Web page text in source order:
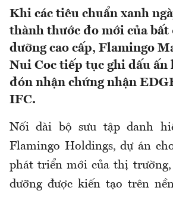
Khi các tiêu chuẩn xanh
thành thước đo mới của bất
dưỡng cao cấp, Flamingo
Nui Coc tiếp tục ghi dấu
đón nhận chứng nhận
IFC.
Nối dài bộ sưu tập danh
Flamingo Holdings, dự án
phát triển mới của thị
dưỡng được kiến tạo trên